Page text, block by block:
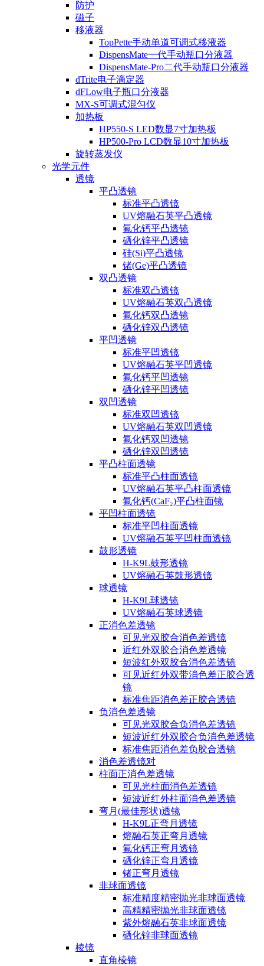
防护
磁子
移液器
TopPette手动单道可调式移液器
DispensMate一代手动瓶口分液器
DispensMate-Pro二代手动瓶口分液器
dTrite电子滴定器
dFLow电子瓶口分液器
MX-S可调式混匀仪
加热板
HP550-S LED数显7寸加热板
HP500-Pro LCD数显10寸加热板
旋转蒸发仪
光学元件
透镜
平凸透镜
标准平凸透镜
UV熔融石英平凸透镜
氟化钙平凸透镜
硒化锌平凸透镜
硅(Si)平凸透镜
锗(Ge)平凸透镜
双凸透镜
标准双凸透镜
UV熔融石英双凸透镜
氟化钙双凸透镜
硒化锌双凸透镜
平凹透镜
标准平凹透镜
UV熔融石英平凹透镜
氟化钙平凹透镜
硒化锌平凹透镜
双凹透镜
标准双凹透镜
UV熔融石英双凹透镜
氟化钙双凹透镜
硒化锌双凹透镜
平凸柱面透镜
标准平凸柱面透镜
UV熔融石英平凸柱面透镜
氟化钙(CaF₂)平凸柱面镜
平凹柱面透镜
标准平凹柱面透镜
UV熔融石英平凹柱面透镜
鼓形透镜
H-K9L鼓形透镜
UV熔融石英鼓形透镜
球透镜
H-K9L球透镜
UV熔融石英球透镜
正消色差透镜
可见光双胶合消色差透镜
近红外双胶合消色差透镜
短波红外双胶合消色差透镜
可见近红外双带消色差正胶合透
镜
标准焦距消色差正胶合透镜
负消色差透镜
可见光双胶合负消色差透镜
短波近红外双胶合负消色差透镜
标准焦距消色差负胶合透镜
消色差透镜对
柱面正消色差透镜
可见光柱面消色差透镜
短波近红外柱面消色差透镜
弯月(最佳形状)透镜
H-K9L正弯月透镜
熔融石英正弯月透镜
氟化钙正弯月透镜
硒化锌正弯月透镜
锗正弯月透镜
非球面透镜
标准精度精密抛光非球面透镜
高精精密抛光非球面透镜
紫外熔融石英非球面透镜
硒化锌非球面透镜
棱镜
直角棱镜